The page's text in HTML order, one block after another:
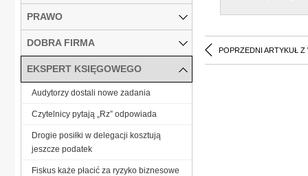
POPRZEDNI ARTYKUŁ Z
PRAWO
DOBRA FIRMA
EKSPERT KSIĘGOWEGO
Audytorzy dostali nowe zadania
Czytelnicy pytają „Rz” odpowiada
Drogie posiłki w delegacji kosztują
jeszcze podatek
Fiskus każe płacić za ryzyko biznesowe